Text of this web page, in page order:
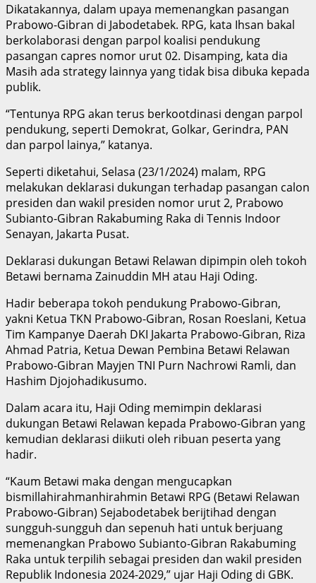
Dikatakannya, dalam upaya memenangkan pasangan
Prabowo-Gibran di Jabodetabek. RPG, kata Ihsan bakal
berkolaborasi dengan parpol koalisi pendukung
pasangan capres nomor urut 02. Disamping, kata dia
Masih ada strategy lainnya yang tidak bisa dibuka kepada
publik.
“Tentunya RPG akan terus berkootdinasi dengan parpol
pendukung, seperti Demokrat, Golkar, Gerindra, PAN
dan parpol lainya,” katanya.
Seperti diketahui, Selasa (23/1/2024) malam, RPG
melakukan deklarasi dukungan terhadap pasangan calon
presiden dan wakil presiden nomor urut 2, Prabowo
Subianto-Gibran Rakabuming Raka di Tennis Indoor
Senayan, Jakarta Pusat.
Deklarasi dukungan Betawi Relawan dipimpin oleh tokoh
Betawi bernama Zainuddin MH atau Haji Oding.
Hadir beberapa tokoh pendukung Prabowo-Gibran,
yakni Ketua TKN Prabowo-Gibran, Rosan Roeslani, Ketua
Tim Kampanye Daerah DKI Jakarta Prabowo-Gibran, Riza
Ahmad Patria, Ketua Dewan Pembina Betawi Relawan
Prabowo-Gibran Mayjen TNI Purn Nachrowi Ramli, dan
Hashim Djojohadikusumo.
Dalam acara itu, Haji Oding memimpin deklarasi
dukungan Betawi Relawan kepada Prabowo-Gibran yang
kemudian deklarasi diikuti oleh ribuan peserta yang
hadir.
“Kaum Betawi maka dengan mengucapkan
bismillahirahmanhirahmin Betawi RPG (Betawi Relawan
Prabowo-Gibran) Sejabodetabek berijtihad dengan
sungguh-sungguh dan sepenuh hati untuk berjuang
memenangkan Prabowo Subianto-Gibran Rakabuming
Raka untuk terpilih sebagai presiden dan wakil presiden
Republik Indonesia 2024-2029,” ujar Haji Oding di GBK.